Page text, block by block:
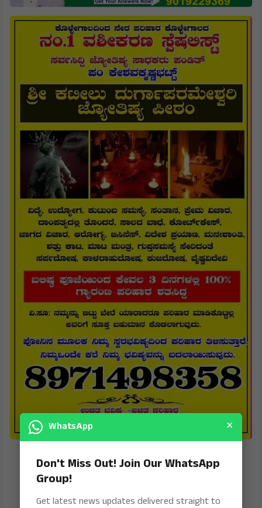
WhatsApp ×
Don't Miss Out! Join Our WhatsApp
Group!
Get latest news updates delivered straight to